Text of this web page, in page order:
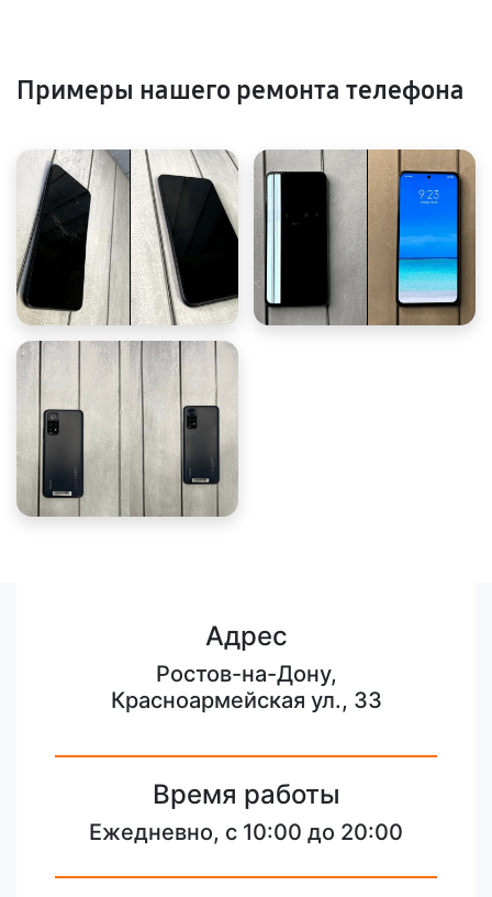
Примеры нашего ремонта телефона
Адрес
Ростов-на-Дону,
Красноармейская ул., 33
Время работы
Ежедневно, с 10:00 до 20:00